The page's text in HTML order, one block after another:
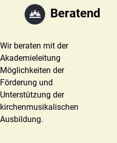
Beratend
Wir beraten mit der
Akademieleitung
Möglichkeiten der
Förderung und
Unterstützung der
kirchenmusikalischen
Ausbildung.